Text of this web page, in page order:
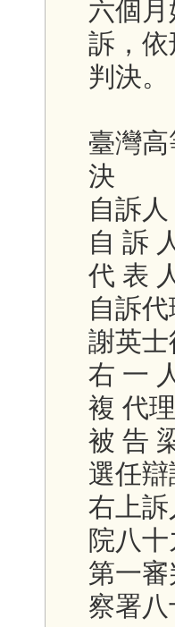
六個
訴，
判決。
臺灣
決
自訴人
自 訴
代 表
自訴
謝英士
右 一
複 代
被 告
選任
右上
院八
第一
察署